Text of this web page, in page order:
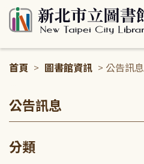
首頁 > 圖書館資訊 > 公告訊息
公告訊息
分類